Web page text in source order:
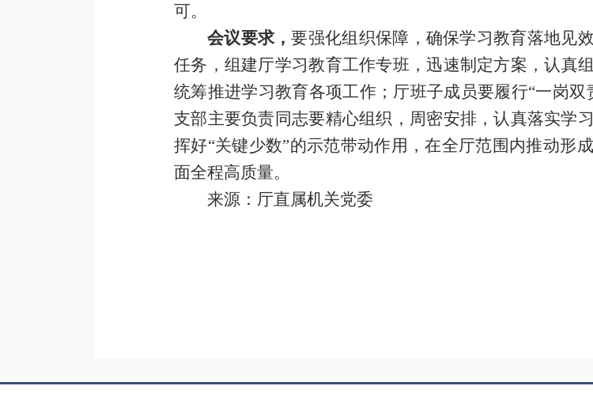
可。
会议要求，要强化组织保障，确保学习教育落地见
任务，组建厅学习教育工作专班，迅速制定方案，认真
统筹推进学习教育各项工作；厅班子成员要履行“一岗
支部主要负责同志要精心组织，周密安排，认真落实学
挥好“关键少数”的示范带动作用，在全厅范围内推动形
面全程高质量。
来源：厅直属机关党委